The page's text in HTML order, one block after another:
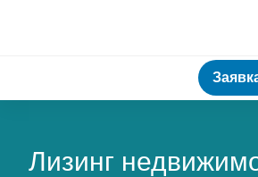
Лизинг